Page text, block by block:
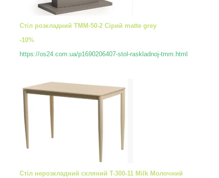
Стіл розкладний TMM-50-2 Сірий matte grey
-10%
https://os24.com.ua/p1690206407-stol-raskladnoj-tmm.html
Стіл нерозкладний скляний T-300-11 Milk Молочний